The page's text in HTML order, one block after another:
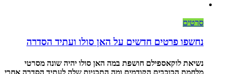
סרטים
נחשפו פרטים חדשים על האן סולו ועתיד הסדרה
נשיאת לוקאספילם חושפת במה האן סולו יהיה שונה מסרטי
מלחמת הכוכבים הקודמים ומה התכניות שלה לעתיד הסדרה אחרי